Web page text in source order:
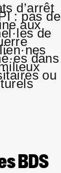
d’arrêt
: pas de
aux
de
dans
ou
BDS